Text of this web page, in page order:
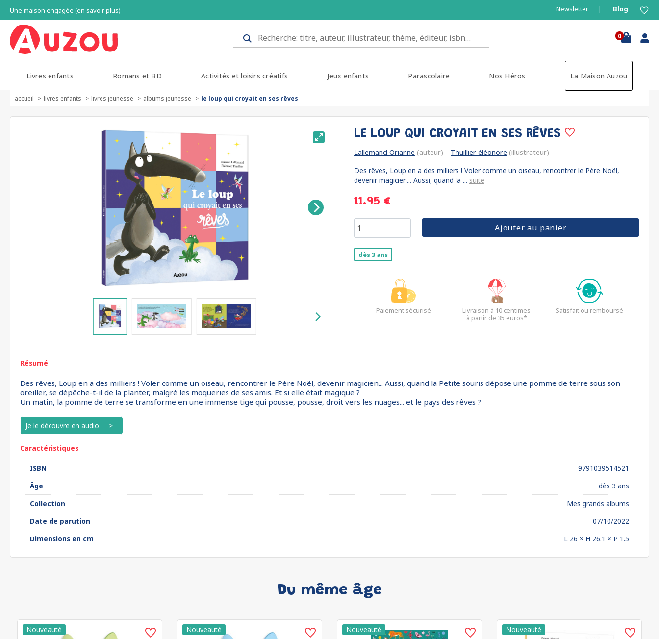
Une maison engagée (en savoir plus) Newsletter Blog
0
Livres enfants Romans et BD Activités et loisirs créatifs Jeux enfants Parascolaire Nos Héros La Maison Auzou
accueil livres enfants livres jeunesse albums jeunesse le loup qui croyait en ses rêves
LE LOUP QUI CROYAIT EN SES RÊVES
Lallemand Orianne (auteur) Thuillier éléonore (illustrateur)
Des rêves, Loup en a des milliers ! Voler comme un oiseau, rencontrer le Père Noël,
devenir magicien... Aussi, quand la ... suite
11.95 €
Ajouter au panier
dès 3 ans
Paiement sécurisé
Livraison à 10 centimes
à partir de 35 euros*
Satisfait ou remboursé
Résumé
Des rêves, Loup en a des milliers ! Voler comme un oiseau, rencontrer le Père Noël, devenir magicien... Aussi, quand la Petite souris dépose une pomme de terre sous son
oreiller, se dépêche-t-il de la planter, malgré les moqueries de ses amis. Et si elle était magique ?
Un matin, la pomme de terre se transforme en une immense tige qui pousse, pousse, droit vers les nuages... et le pays des rêves ?
Je le découvre en audio
Caractéristiques
ISBN
9791039514521
Âge
dès 3 ans
Collection
Mes grands albums
Date de parution
07/10/2022
Dimensions en cm
L 26 × H 26.1 × P 1.5
Du même âge